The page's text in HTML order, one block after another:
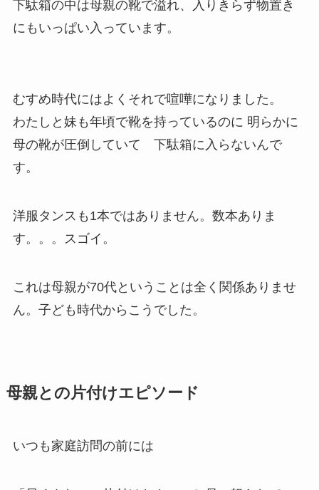
下駄箱の中は母親の靴で溢れ、入りきらず物置き
にもいっぱい入っています。
むすめ時代にはよくそれで喧嘩になりました。
わたしと妹も年頃で靴を持っているのに 明らかに
母の靴が圧倒していて 下駄箱に入らないんで
す。
洋服タンスも1本ではありません。数本ありま
す。。。スゴイ。
これは母親が70代ということは全く関係ありませ
ん。子ども時代からこうでした。
母親との片付けエピソード
いつも家庭訪問の前には